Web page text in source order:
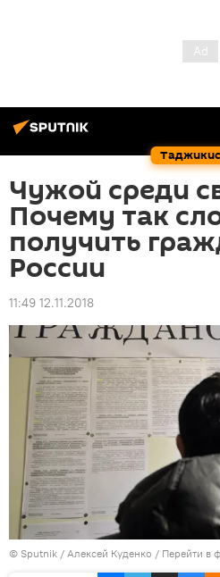
Чужой среди
Почему так
получить
России
11:49 12.11.2018
© Sputnik / Алексей Куденко / Перейти в